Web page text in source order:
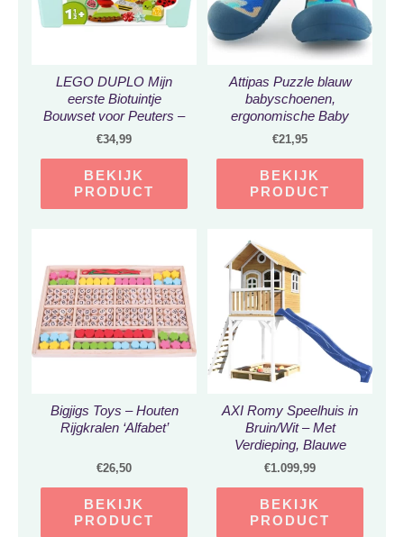
LEGO DUPLO Mijn
eerste Biotuintje
Bouwset voor Peuters –
10984
€34,99
BEKIJK
PRODUCT
Attipas Puzzle blauw
babyschoenen,
ergonomische Baby
slippers, slofjes maat
€21,95
BEKIJK
PRODUCT
Bigjigs Toys – Houten
Rijgkralen ‘Alfabet’
€26,50
BEKIJK
PRODUCT
AXI Romy Speelhuis in
Bruin/Wit – Met
Verdieping, Blauwe
Glijbaan en Zandbak –
buiten – FSC hout –
Speeltoestel voor
€1.099,99
BEKIJK
PRODUCT